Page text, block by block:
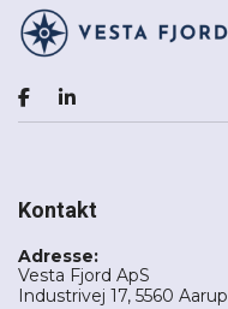
Kontakt
Adresse:
Vesta Fjord ApS
Industrivej 17, 5560 Aarup